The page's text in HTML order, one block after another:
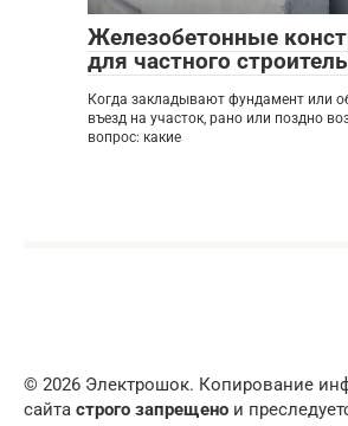
Железобетонные
для частного
Когда закладывают фундамент или
въезд на участок, рано или поздно
вопрос: какие
© 2026 Электрошок. Копирование
сайта строго запрещено и